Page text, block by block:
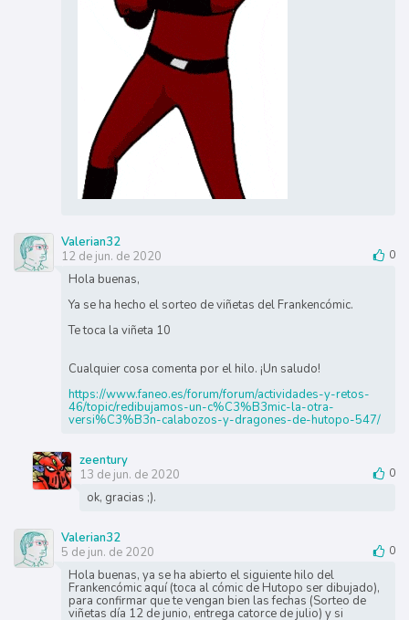
Valerian32
12 de jun. de 2020
0
Hola buenas,
Ya se ha hecho el sorteo de viñetas del Frankencómic.
Te toca la viñeta 10
Cualquier cosa comenta por el hilo. ¡Un saludo!
https://www.faneo.es/forum/forum/actividades-y-retos-
46/topic/redibujamos-un-c%C3%B3mic-la-otra-
versi%C3%B3n-calabozos-y-dragones-de-hutopo-547/
zeentury
13 de jun. de 2020
0
ok, gracias ;).
Valerian32
5 de jun. de 2020
0
Hola buenas, ya se ha abierto el siguiente hilo del
Frankencómic aquí (toca al cómic de Hutopo ser dibujado),
para confirmar que te vengan bien las fechas (Sorteo de
viñetas día 12 de junio, entrega catorce de julio) y si